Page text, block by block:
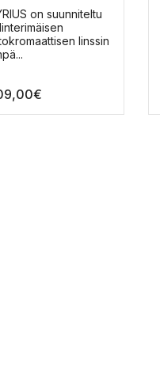
on suunniteltu
linssin
€